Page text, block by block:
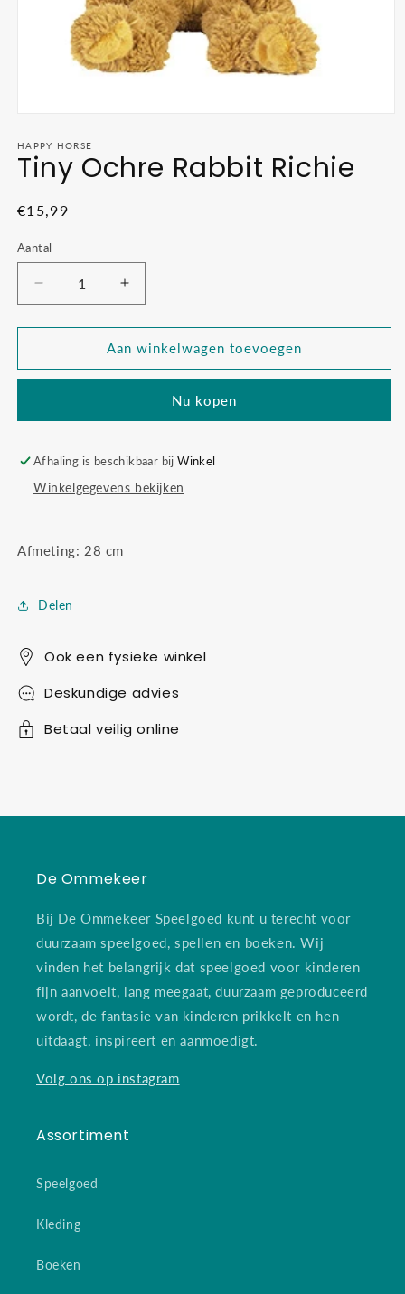
openen
in
HAPPY HORSE
Tiny Ochre Rabbit Richie
Normale
€15,99
Aantal
Aantal
verlagen
voor
Ochre
Aantal
verhogen
voor
Tiny
Ochre
Aan winkelwagen toevoegen
Nu kopen
Afhaling is beschikbaar bijWinkel
Winkelgegevens bekijken
Afmeting: 28 cm
Delen
Ook een fysieke winkel
Deskundige advies
Betaal veilig online
De Ommekeer
Bij De Ommekeer Speelgoed kunt u terecht voor
duurzaam speelgoed, spellen en boeken. Wij
vinden het belangrijk dat speelgoed voor kinderen
fijn aanvoelt, lang meegaat, duurzaam geproduceerd
wordt, de fantasie van kinderen prikkelt en hen
uitdaagt, inspireert en aanmoedigt.
Volg ons op instagram
Assortiment
Speelgoed
Kleding
Boeken